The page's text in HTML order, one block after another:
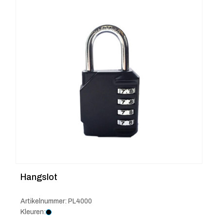
Hangslot
Artikelnummer: PL4000
Kleuren: